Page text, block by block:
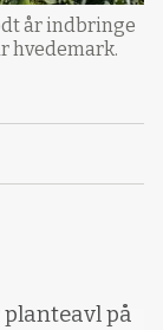
år indbringe
hvedemark.
på